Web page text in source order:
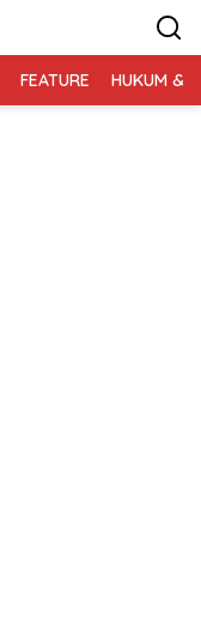
FEATURE HUKUM &